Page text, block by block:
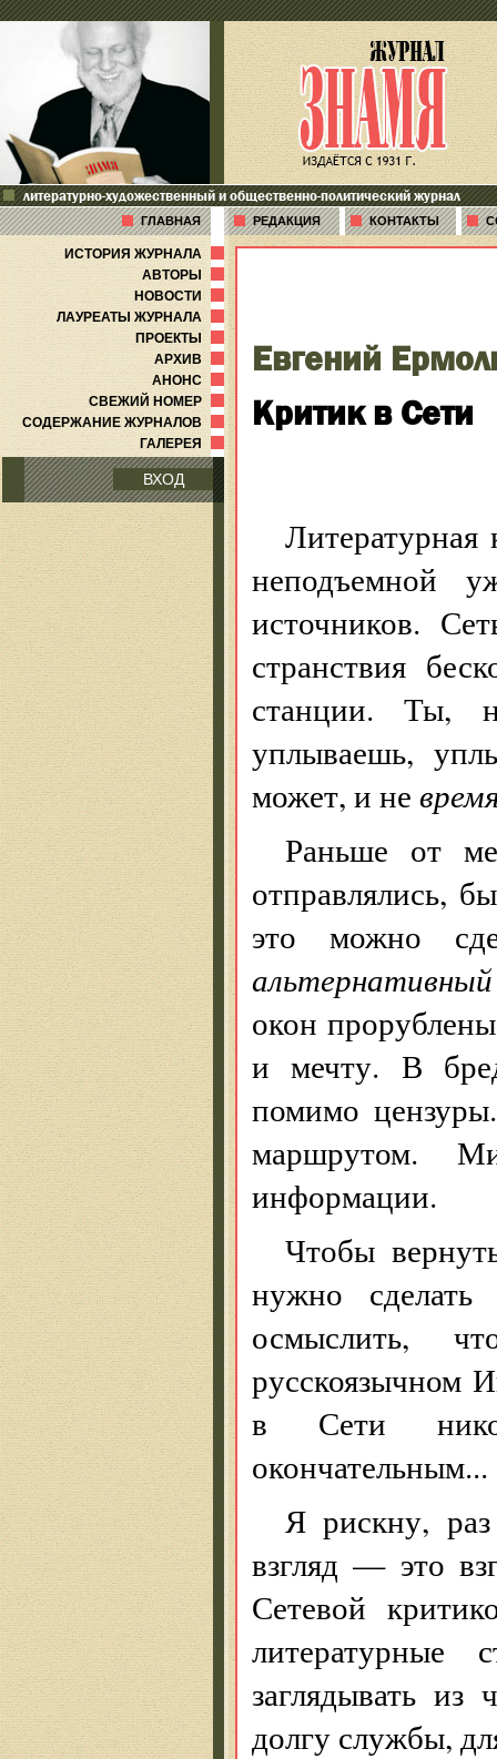
литературно-художественный и общественно-политический журнал
ГЛАВНАЯ РЕДАКЦИЯ КОНТАКТЫ
ИСТОРИЯ ЖУРНАЛА
АВТОРЫ
НОВОСТИ
ЛАУРЕАТЫ ЖУРНАЛА
ПРОЕКТЫ
АРХИВ
АНОНС
СВЕЖИЙ НОМЕР
СОДЕРЖАНИЕ ЖУРНАЛОВ
ГАЛЕРЕЯ
ВХОД
Евгений
Критик в Сети
неподъемной
источников.
странствия
станции. Ты,
уплываешь,
может, и не
Раньше от
отправлялись,
это можно
окон
и мечту. В
помимо
маршрутом.
информации.
Чтобы
нужно
осмыслить,
русскоязычном
в Сети
окончательным...
Я рискну,
взгляд — это
Сетевой
литературные
заглядывать из
долгу службы,